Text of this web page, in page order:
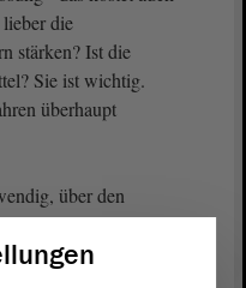
die
stärken? Ist die
Sie ist wichtig.
überhaupt
über den
Ich denke, man
Deswegen sprechen